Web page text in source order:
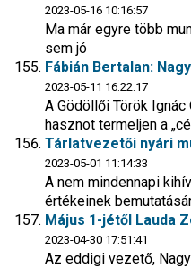
2023-05-16 10:16:57
Ma már egyre több
sem jó
Fábián Bertalan:
2023-05-11 16:22:17
A Gödöllői Török
hasznot termeljen a
Tárlatvezetői nyári
2023-05-01 11:14:33
A nem mindennapi
értékeinek
Május 1-jétől Lauda
2023-04-30 17:51:41
Az eddigi vezető,